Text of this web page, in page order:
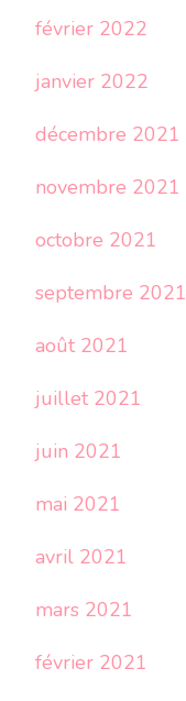
février 2022
janvier 2022
décembre 2021
novembre 2021
octobre 2021
septembre 2021
août 2021
juillet 2021
juin 2021
mai 2021
avril 2021
mars 2021
février 2021